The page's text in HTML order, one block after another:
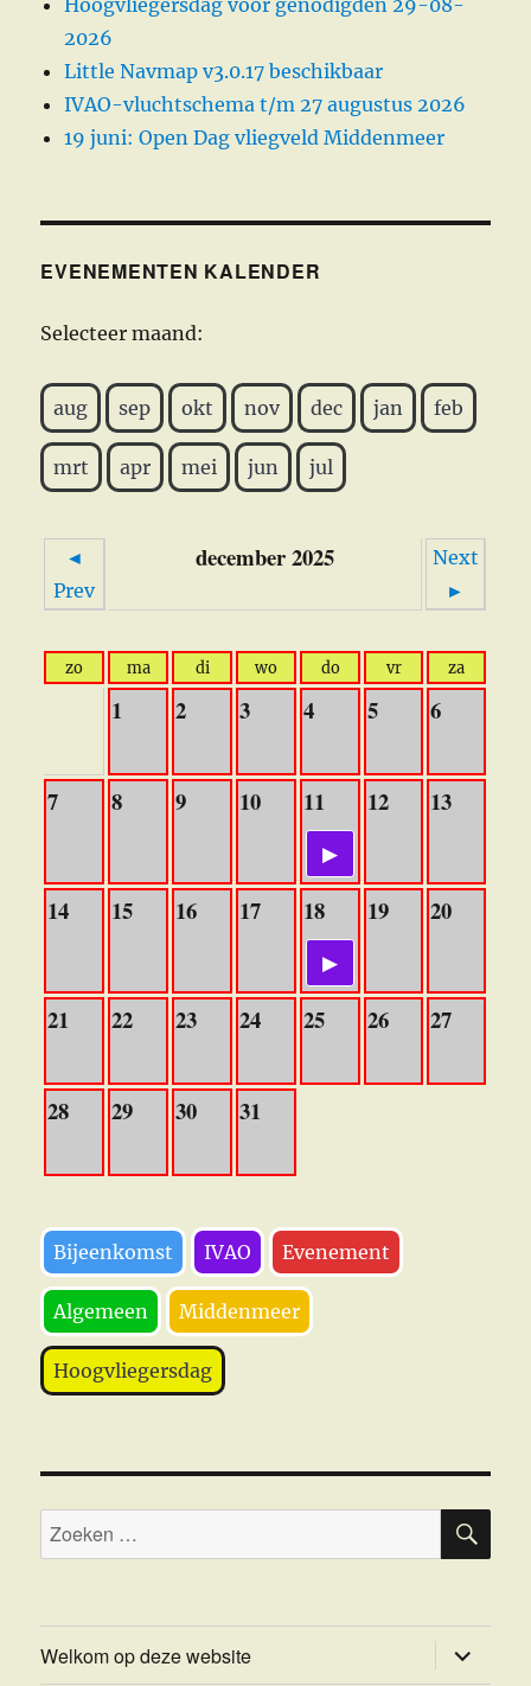
Hoogvliegersdag voor genodigden 29-08-
2026
Little Navmap v3.0.17 beschikbaar
IVAO-vluchtschema t/m 27 augustus 2026
19 juni: Open Dag vliegveld Middenmeer
EVENEMENTEN KALENDER
Selecteer maand:
aug sep okt nov dec jan feb
mrt apr mei jun jul
◄
Prev
december 2025
Next
►
zo ma di wo do vr za
1 2 3 4 5 6
7 8 9 10 11 12 13
14 15 16 17 18 19 20
21 22 23 24 25 26 27
28 29 30 31
Bijeenkomst IVAO Evenement
Algemeen Middenmeer
Hoogvliegersdag
Zoeken
naar:
Welkom op deze website submenu